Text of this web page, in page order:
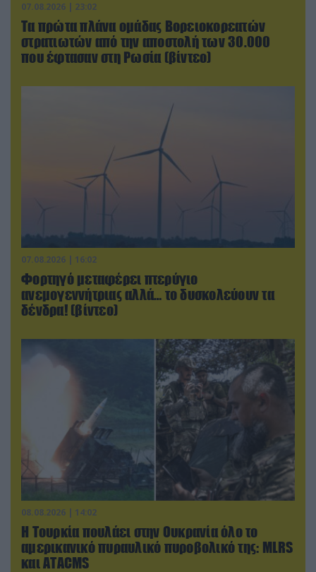
07.08.2026 | 23:02
Τα πρώτα πλάνα ομάδας Βορειοκορεατών
στρατιωτών από την αποστολή των 30.000
που έφτασαν στη Ρωσία (βίντεο)
07.08.2026 | 16:02
Φορτηγό μεταφέρει πτερύγιο
ανεμογεννήτριας αλλά… το δυσκολεύουν τα
δένδρα! (βίντεο)
08.08.2026 | 14:02
Η Τουρκία πουλάει στην Ουκρανία όλο το
αμερικανικό πυραυλικό πυροβολικό της: MLRS
και ΑΤΑCMS